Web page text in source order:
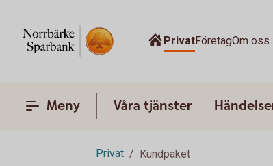
PrivatFöretagOm oss
Meny Våra tjänster
Privat Kundpaket